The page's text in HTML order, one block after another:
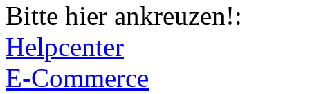
Bitte hier ankreuzen!:
Helpcenter
E-Commerce